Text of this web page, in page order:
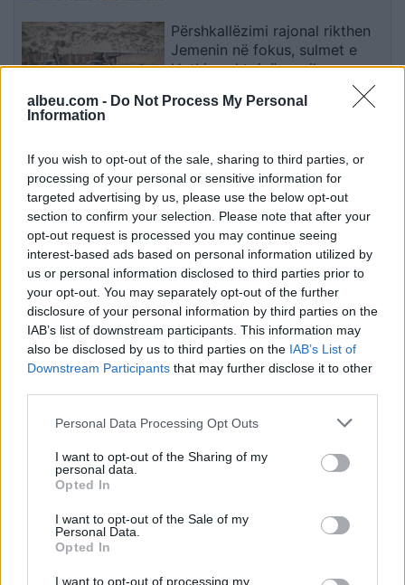
albeu.com - Do Not Process My Personal
Information
If you wish to opt-out of the sale, sharing to third parties, or
processing of your personal or sensitive information for
targeted advertising by us, please use the below opt-out
section to confirm your selection. Please note that after your
opt-out request is processed you may continue seeing
interest-based ads based on personal information utilized by
us or personal information disclosed to third parties prior to
your opt-out. You may separately opt-out of the further
disclosure of your personal information by third parties on the
IAB’s list of downstream participants. This information may
also be disclosed by us to third parties on the IAB’s List of
Downstream Participants that may further disclose it to other
Personal Data Processing Opt Outs
I want to opt-out of the Sharing of my
personal data.
Opted In
I want to opt-out of the Sale of my
Personal Data.
Opted In
I want to opt-out of processing my
Përshkallëzimi rajonal rikthen
Jemenin në fokus, sulmet e
Huthive shtojnë rrezikun e
Zbardhet dëshmia e autorit,
shkak ngacmimi i të dashurës
nga viktima
Esim for Global|Esim for Europe|
Esim for Caribbean